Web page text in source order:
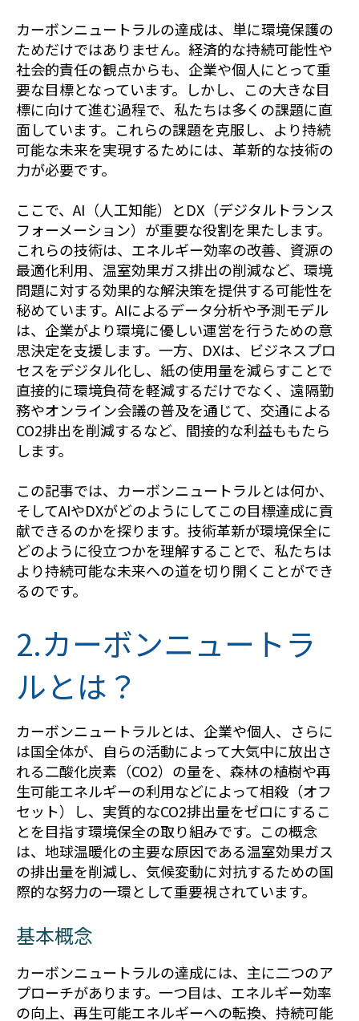
カーボンニュートラルの達成は、単に環境保護の
ためだけではありません。経済的な持続可能性や
社会的責任の観点からも、 企業や個人にとって重
要な目標となっています。しかし、この大きな目
標に向けて進む過程で、私たちは多くの課題に直
面しています。これらの課題を克服し、より持続
可能な未来を実現するためには、革新的な技術の
力が必要です。
ここで、AI（人工知能）とDX（デジタルトランス
フォーメーション）が重要な役割を果たします。
これらの技術は、エネルギー効率の改善、資源の
最適化利用、温室効果ガス排出の削減など、環境
問題に対する効果的な解決策を提供する可能性を
秘めています。AIによるデータ分析や予測モデル
は、企業がより環境に優しい運営を行うための意
思決定を支援します。一方、DXは、ビジネスプロ
セスをデジタル化し、紙の使用量を減らすことで
直接的に環境負荷を軽減するだけでなく、遠隔勤
務やオンライン会議の普及を通じて、交通による
CO2排出を削減するなど、間接的な利益ももたら
します。
この記事では、カーボンニュートラルとは何か、
そしてAIやDXがどのようにしてこの目標達成に貢
献できるのかを探ります。技術革新が環境保全に
どのように役立つかを理解することで、私たちは
より持続可能な未来への道を切り開くことができ
るのです。
2.カーボンニュートラ
ルとは？
カーボンニュートラルとは、企業や個人、さらに
は国全体が、自らの活動によって大気中に放出さ
れる二酸化炭素（CO2）の量を、森林の植樹や再
生可能エネルギーの利用などによって相殺（オフ
セット）し、実質的なCO2排出量をゼロにするこ
とを目指す環境保全の取り組みです。この概念
は、地球温暖化の主要な原因である温室効果ガス
の排出量を削減し、気候変動に対抗するための国
際的な努力の一環として重要視されています。
基本概念
カーボンニュートラルの達成には、主に二つのア
プローチがあります。一つ目は、エネルギー効率
の向上、再生可能エネルギーへの転換、持続可能